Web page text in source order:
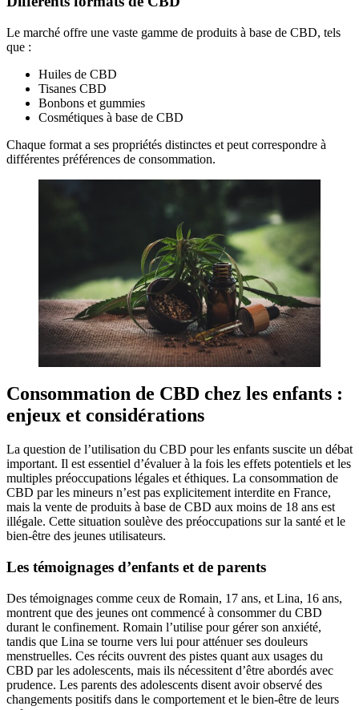
Le marché offre une vaste gamme de produits à base de CBD, tels
que :
Huiles de CBD
Tisanes CBD
Bonbons et gummies
Cosmétiques à base de CBD
Chaque format a ses propriétés distinctes et peut correspondre à
différentes préférences de consommation.
Consommation de CBD chez les enfants :
enjeux et considérations
La question de l’utilisation du CBD pour les enfants suscite un débat
important. Il est essentiel d’évaluer à la fois les effets potentiels et les
multiples préoccupations légales et éthiques. La consommation de
CBD par les mineurs n’est pas explicitement interdite en France,
mais la vente de produits à base de CBD aux moins de 18 ans est
illégale. Cette situation soulève des préoccupations sur la santé et le
bien-être des jeunes utilisateurs.
Les témoignages d’enfants et de parents
Des témoignages comme ceux de Romain, 17 ans, et Lina, 16 ans,
montrent que des jeunes ont commencé à consommer du CBD
durant le confinement. Romain l’utilise pour gérer son anxiété,
tandis que Lina se tourne vers lui pour atténuer ses douleurs
menstruelles. Ces récits ouvrent des pistes quant aux usages du
CBD par les adolescents, mais ils nécessitent d’être abordés avec
prudence. Les parents des adolescents disent avoir observé des
changements positifs dans le comportement et le bien-être de leurs